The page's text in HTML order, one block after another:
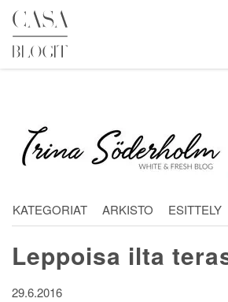
Skip
content
KATEGORIAT ARKISTO ESITTELY
Leppoisa ilta
29.6.2016